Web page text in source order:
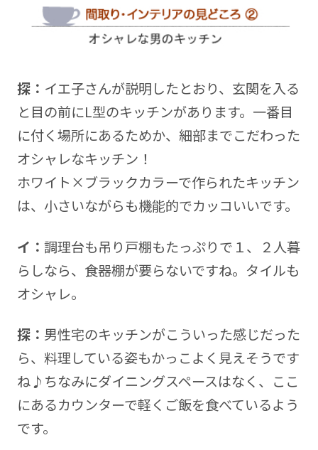
探： イエ子さんが説明したとおり、玄関を入る
と目の前にL型のキッチンがあります。一番目
に付く場所にあるためか、細部までこだわった
オシャレなキッチン！
ホワイト×ブラックカラーで作られたキッチン
は、小さいながらも機能的でカッコいいです。
イ： 調理台も吊り戸棚もたっぷりで１、２人暮
らしなら、食器棚が要らないですね。タイルも
オシャレ。
探： 男性宅のキッチンがこういった感じだった
ら、料理している姿もかっこよく見えそうです
ね♪ちなみにダイニングスペースはなく、ここ
にあるカウンターで軽くご飯を食べているよう
です。